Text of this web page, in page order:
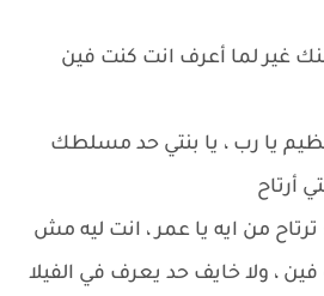
غير لما أعرف انت كنت فين
يا رب ، يا بنتي حد مسلطك
أرتاح
من ايه يا عمر ، انت ليه مش
، ولا خايف حد يعرف في الفيلا